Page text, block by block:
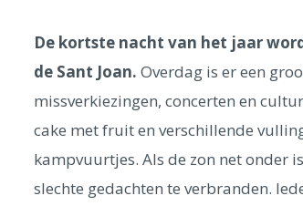
De kortste nacht van het jaar
de Sant Joan. Overdag is er een
missverkiezingen, concerten en
cake met fruit en verschillende
kampvuurtjes. Als de zon net onder
slechte gedachten te verbranden.